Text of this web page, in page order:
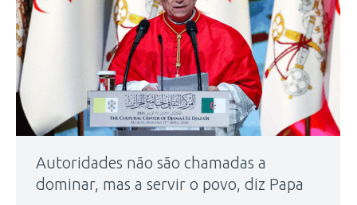
Autoridades não são chamadas a
dominar, mas a servir o povo, diz Papa